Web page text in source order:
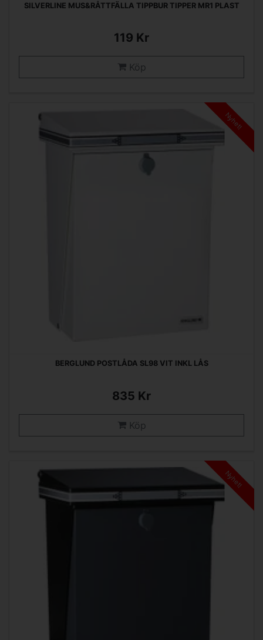
SILVERLINE MUS&RÅTTFÄLLA TIPPBUR TIPPER MR1 PLAST
119 Kr
Köp
Nyhet!
BERGLUND POSTLÅDA SL98 VIT INKL LÅS
835 Kr
Köp
Nyhet!